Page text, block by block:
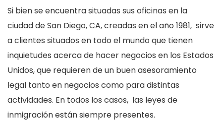
Si bien se encuentra situadas sus oficinas en la
ciudad de San Diego, CA, creadas en el año 1981, sirve
a clientes situados en todo el mundo que tienen
inquietudes acerca de hacer negocios en los Estados
Unidos, que requieren de un buen asesoramiento
legal tanto en negocios como para distintas
actividades. En todos los casos, las leyes de
inmigración están siempre presentes.